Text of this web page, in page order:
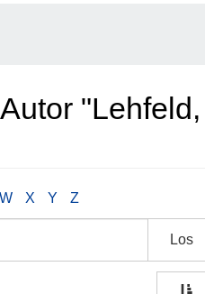
"Lehfeld,
W X Y Z
Los